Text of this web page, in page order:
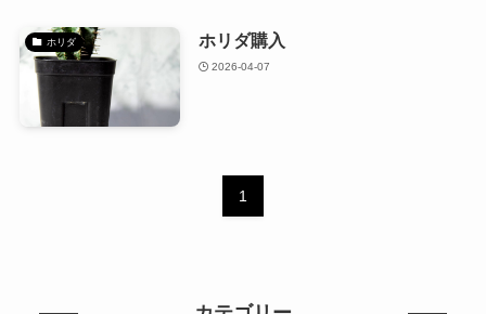
ホリダ ホリダ購入
2026-04-07
1